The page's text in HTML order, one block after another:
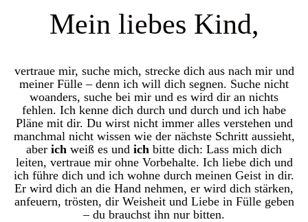
Mein liebes Kind,
vertraue mir, suche mich, strecke dich aus nach mir und
meiner Fülle – denn ich will dich segnen. Suche nicht
woanders, suche bei mir und es wird dir an nichts
fehlen. Ich kenne dich durch und durch und ich habe
Pläne mit dir. Du wirst nicht immer alles verstehen und
manchmal nicht wissen wie der nächste Schritt aussieht,
aber ich weiß es und ich bitte dich: Lass mich dich
leiten, vertraue mir ohne Vorbehalte. Ich liebe dich und
ich führe dich und ich wohne durch meinen Geist in dir.
Er wird dich an die Hand nehmen, er wird dich stärken,
anfeuern, trösten, dir Weisheit und Liebe in Fülle geben
– du brauchst ihn nur bitten.